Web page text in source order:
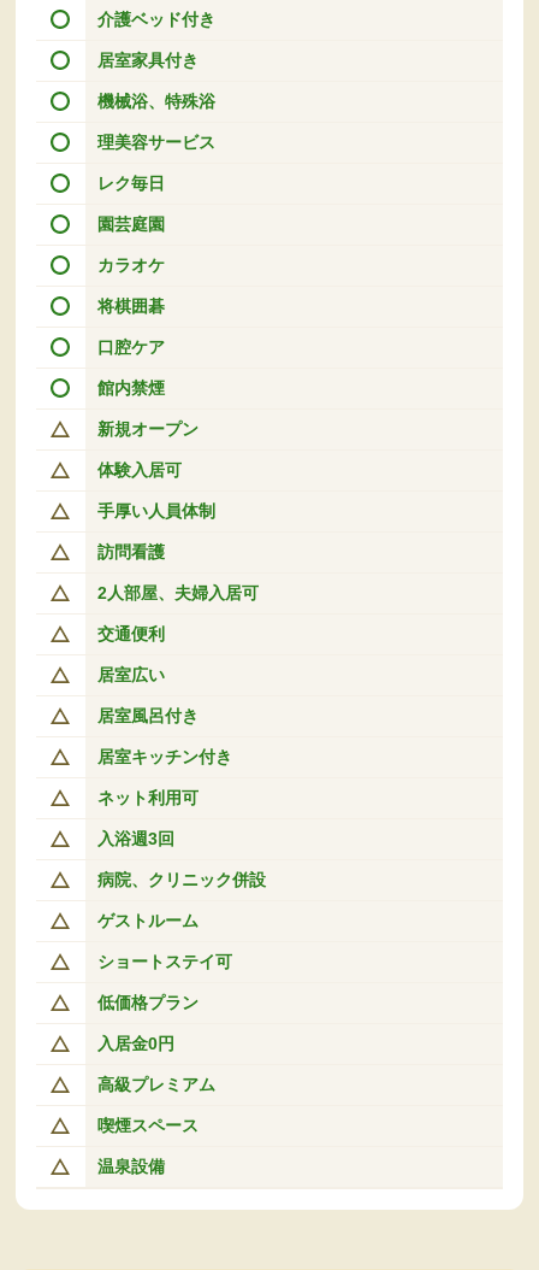
介護ベッド付き
居室家具付き
機械浴、特殊浴
理美容サービス
レク毎日
園芸庭園
カラオケ
将棋囲碁
口腔ケア
館内禁煙
新規オープン
体験入居可
手厚い人員体制
訪問看護
2人部屋、夫婦入居可
交通便利
居室広い
居室風呂付き
居室キッチン付き
ネット利用可
入浴週3回
病院、クリニック併設
ゲストルーム
ショートステイ可
低価格プラン
入居金0円
高級プレミアム
喫煙スペース
温泉設備